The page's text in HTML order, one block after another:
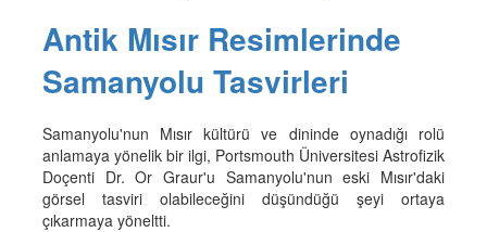
Antik Mısır Resimlerinde
Samanyolu Tasvirleri
Samanyolu'nun Mısır kültürü ve dininde oynadığı rolü
anlamaya yönelik bir ilgi, Portsmouth Üniversitesi Astrofizik
Doçenti Dr. Or Graur'u Samanyolu'nun eski Mısır'daki
görsel tasviri olabileceğini düşündüğü şeyi ortaya
çıkarmaya yöneltti.